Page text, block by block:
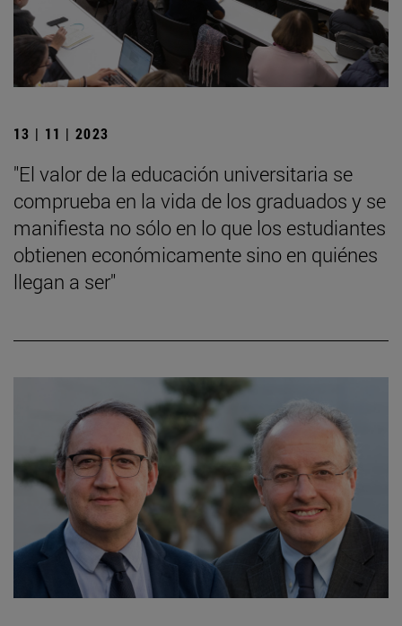
13 | 11 | 2023
"El valor de la educación universitaria se
comprueba en la vida de los graduados y se
manifiesta no sólo en lo que los estudiantes
obtienen económicamente sino en quiénes
llegan a ser"